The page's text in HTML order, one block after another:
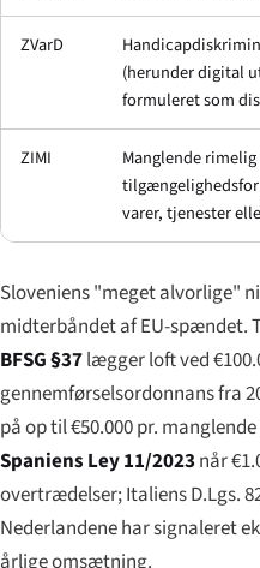
ZVarD
(herunder digital
formuleret som
ZIMI
Manglende
varer, tjenester
Sloveniens "meget alvorlige"
midterbåndet af EU-spændet.
BFSG §37lægger loft ved
gennemførselsordonnans fra
på op til €50.000 pr.
Spaniens Ley 11/2023 når
overtrædelser; Italiens D.Lgs.
Nederlandene har signaleret
årlige omsætning.